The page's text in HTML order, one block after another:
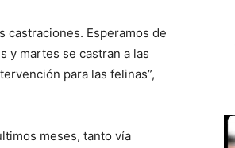
castraciones. Esperamos de
y martes se castran a las
para las felinas”,
meses, tanto vía